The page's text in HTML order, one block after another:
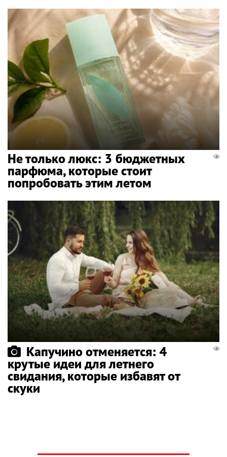
Не только люкс: 3 бюджетных
парфюма, которые стоит
попробовать этим летом
Капучино отменяется: 4
крутые идеи для летнего
свидания, которые избавят от
скуки